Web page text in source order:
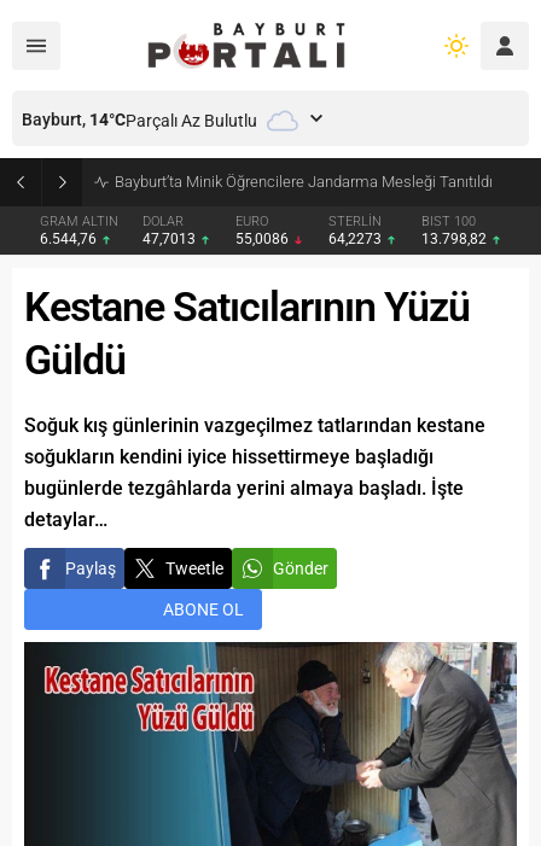
Bayburt’ta Minik Öğrencilere Jandarma Mesleği Tanıtıldı
GRAM ALTIN
6.544,76
DOLAR
47,7013
EURO
55,0086
STERLİN
64,2273
BIST 100
13.798,82
Bayburt, 14°CParçalı Az Bulutlu
Kestane Satıcılarının Yüzü
Güldü
Soğuk kış günlerinin vazgeçilmez tatlarından kestane
soğukların kendini iyice hissettirmeye başladığı
bugünlerde tezgâhlarda yerini almaya başladı. İşte
detaylar…
Paylaş Tweetle Gönder
ABONE OL